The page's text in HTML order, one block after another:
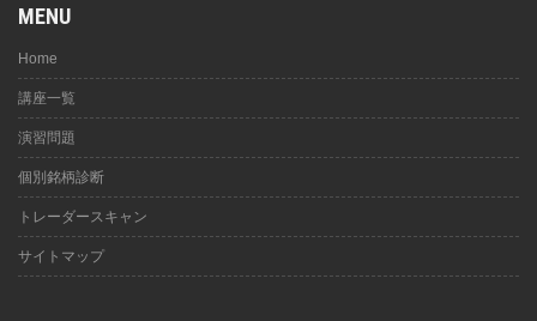
MENU
Home
講座一覧
演習問題
個別銘柄診断
トレーダースキャン
サイトマップ